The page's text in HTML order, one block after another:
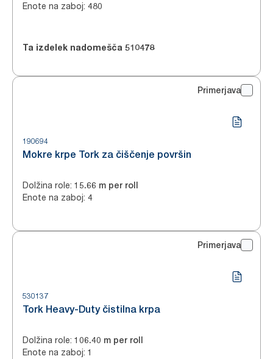
Enote na zaboj: 480
Ta izdelek nadomešča 510478
Primerjava
190694
Mokre krpe Tork za čiščenje površin
Dolžina role: 15.66 m per roll
Enote na zaboj: 4
Primerjava
530137
Tork Heavy-Duty čistilna krpa
Dolžina role: 106.40 m per roll
Enote na zaboj: 1